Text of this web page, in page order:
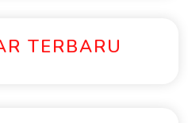
TERBARU